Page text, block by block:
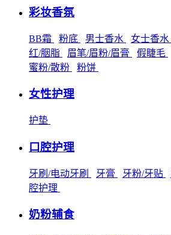
彩妆香氛
BB霜 粉底 男士香水 女士香水
红/胭脂
眉笔/眉粉/眉膏 假睫毛
蜜粉/散粉
粉饼
女性护理
护垫
口腔护理
牙刷/电动牙刷 牙膏 牙粉/牙贴
腔护理
奶粉辅食